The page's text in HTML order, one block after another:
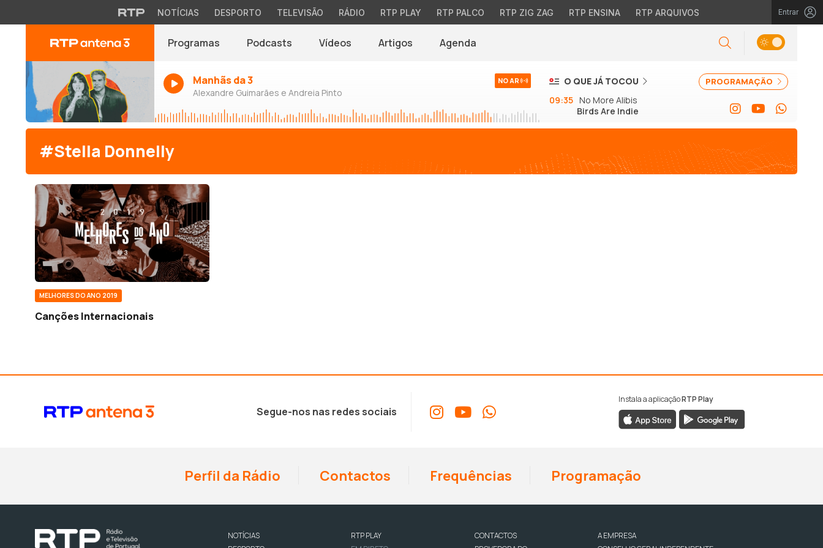
NOTÍCIAS DESPORTO TELEVISÃO RÁDIO RTP PLAY RTP PALCO RTP ZIG ZAG RTP ENSINA RTP ARQUIVOS Entrar
Programas Podcasts Vídeos Artigos Agenda
Manhãs da 3
Alexandre Guimarães e Andreia Pinto
NO AR PROGRAMAÇÃO
O QUE JÁ TOCOU
09:35 No More Alibis
Birds Are Indie
#Stella Donnelly
MELHORES DO ANO 2019
Canções Internacionais
Segue-nos nas redes sociais
Instala a aplicaçãoRTP Play
Perfil da Rádio Contactos Frequências Programação
NOTÍCIAS
RTP PLAY
CONTACTOS
A EMPRESA